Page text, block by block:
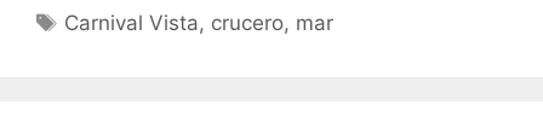
Etiquetas
Carnival Vista, crucero, mar